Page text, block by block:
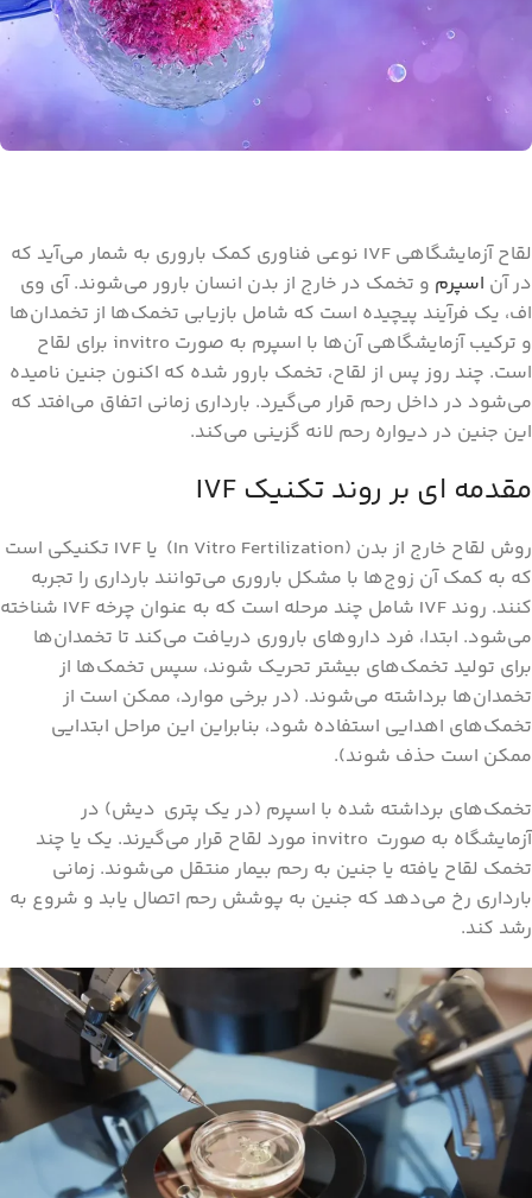
لقاح آزمایشگاهی IVF نوعی فناوری کمک باروری به شمار می‌آید که
در آن اسپرم و تخمک در خارج از بدن انسان بارور می‌شوند. آی وی
اف، یک فرآیند پیچیده است که شامل بازیابی تخمک‌ها از تخمدان‌ها
و ترکیب آزمایشگاهی آن‌ها با اسپرم به صورت invitro برای لقاح
است. چند روز پس از لقاح، تخمک بارور شده که اکنون جنین نامیده
می‌شود در داخل رحم قرار می‌گیرد. بارداری زمانی اتفاق می‌افتد که
این جنین در دیواره رحم لانه گزینی می‌کند.
مقدمه ای بر روند تکنیک IVF
روش لقاح خارج از بدن (In Vitro Fertilization) یا IVF تکنیکی است
که به کمک آن زوج‌ها با مشکل باروری می‌توانند بارداری را تجربه
کنند. روند IVF شامل چند مرحله است که به عنوان چرخه IVF شناخته
می‌شود. ابتدا، فرد داروهای باروری دریافت می‌کند تا تخمدان‌ها
برای تولید تخمک‌های بیشتر تحریک شوند، سپس تخمک‌ها از
تخمدان‌ها برداشته می‌شوند. (در برخی موارد، ممکن است از
تخمک‌های اهدایی استفاده شود، بنابراین این مراحل ابتدایی
ممکن است حذف شوند).
تخمک‌های برداشته شده با اسپرم (در یک پتری دیش) در
آزمایشگاه به صورت invitro مورد لقاح قرار می‌گیرند. یک یا چند
تخمک لقاح یافته یا جنین به رحم بیمار منتقل می‌شوند. زمانی
بارداری رخ می‌دهد که جنین به پوشش رحم اتصال یابد و شروع به
رشد کند.